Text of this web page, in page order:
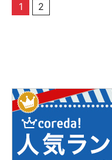
投
ー
シ
ン
1 2